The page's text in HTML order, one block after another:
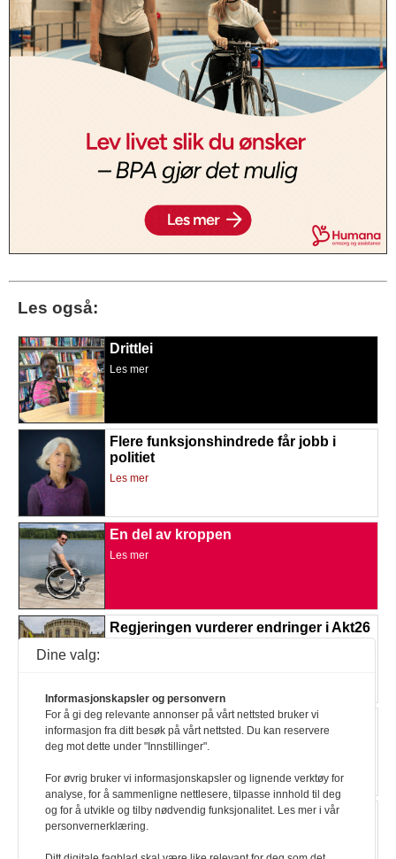
Les også:
Drittlei
Les mer
Flere funksjonshindrede får jobb i
politiet
Les mer
En del av kroppen
Les mer
Regjeringen vurderer endringer i Akt26
Etterspør tilgjengelig VM-fest
Les mer
Målet er kortere ventetid
Les mer
Dine valg:
Informasjonskapsler og personvern
For å gi deg relevante annonser på vårt nettsted bruker vi
informasjon fra ditt besøk på vårt nettsted. Du kan reservere
deg mot dette under "Innstillinger".
For øvrig bruker vi informasjonskapsler og lignende verktøy for
analyse, for å sammenligne nettlesere, tilpasse innhold til deg
og for å utvikle og tilby nødvendig funksjonalitet. Les mer i vår
personvernerklæring.